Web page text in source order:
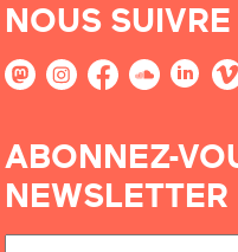
NOUS SUIVRE
ABONNEZ-
NEWSLETTER